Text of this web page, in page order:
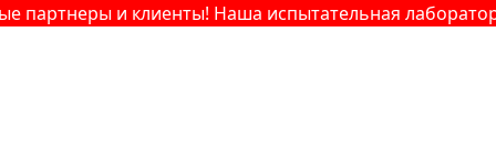
и клиенты! Наша испытательная